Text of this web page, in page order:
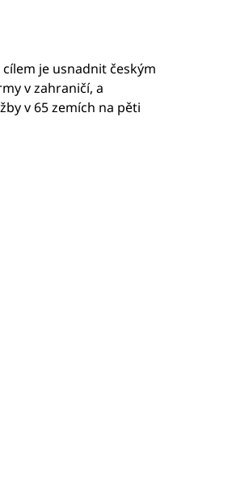
je usnadnit českým
v zahraničí, a
v 65 zemích na pěti